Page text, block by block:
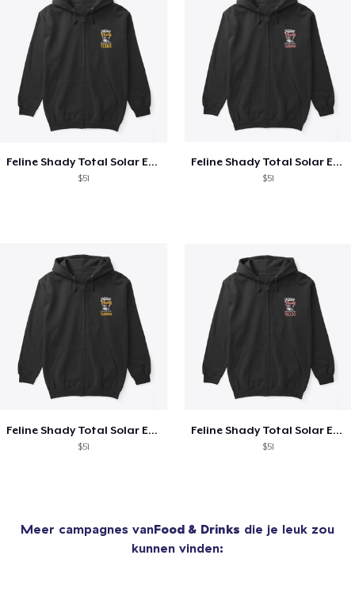
Feline Shady Total Solar Eclipse Texas
$51
Feline Shady Total Solar Eclipse Tijuana
$51
Feline Shady Total Solar Eclipse Tijuana
$51
Feline Shady Total Solar Eclipse Toledo
$51
Meer campagnes vanFood & Drinks die je leuk zou
kunnen vinden: